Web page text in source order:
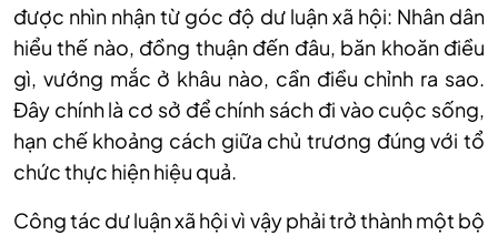
được nhìn nhận từ góc độ dư luận xã hội: Nhân dân
hiểu thế nào, đồng thuận đến đâu, băn khoăn điều
gì, vướng mắc ở khâu nào, cần điều chỉnh ra sao.
Đây chính là cơ sở để chính sách đi vào cuộc sống,
hạn chế khoảng cách giữa chủ trương đúng với tổ
chức thực hiện hiệu quả.
Công tác dư luận xã hội vì vậy phải trở thành một bộ